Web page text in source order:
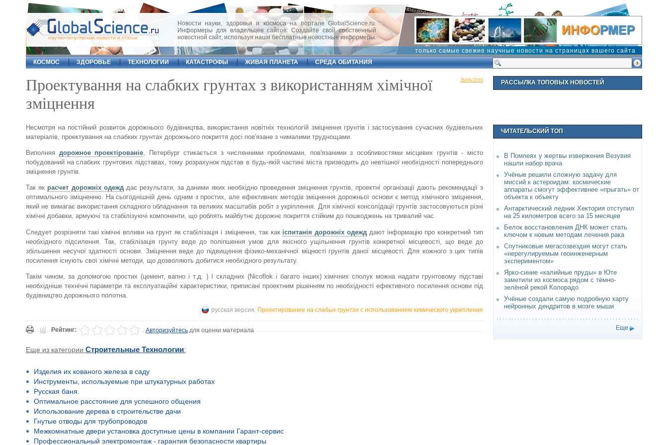
научно-популярные новости и статьи
Новости науки, здоровья и космоса на портале GlobalScience.ru.
Информеры для владельцев сайтов. Создайте свой собственный
новостной сайт, используя наши бесплатные новостные информеры.
только самые свежие научные новости на страницах вашего сайта
КОСМОС
ЗДОРОВЬЕ ТЕХНОЛОГИИ КАТАСТРОФЫ ЖИВАЯ ПЛАНЕТА СРЕДА ОБИТАНИЯ
26/06/2010
Проектування на слабких грунтах з використанням хімічної
зміцнення
Несмотря на постійний розвиток дорожнього будівництва, використання новітніх технологій зміцнення грунтів і застосування сучасних будівельних
матеріалів, проектування на слабких грунтах дорожнього покриття досі пов'язане з чималими труднощами.
Виполняя дорожное проектірованіе, Петербург стикається з численними проблемами, пов'язаними з особливостями місцевих грунтів - місто
побудований на слабких грунтових підставах, тому розрахунок підстав в будь-якій частині міста призводить до невтішної необхідності попереднього
зміцнення грунтів.
Так як расчет дорожніх одежддає результати, за даними яких необхідно проведення зміцнення грунтів, проектні організації дають рекомендації з
оптимального зміцненню. На сьогоднішній день одним з простих, але ефективних методів зміцнення дорожньої основи є метод хімічного зміцнення,
який не вимагає використання складного обладнання та великих масштабів робіт з укріплення. Для хімічної консолідації грунтів застосовуються різні
хімічні добавки, армуючі та стабілізуючі компоненти, що роблять майбутнє дорожнє покриття стійким до пошкоджень на тривалий час.
Следует розрізняти такі хімічні впливи на грунт як стабілізація і зміцнення, так как іспитанія дорожніх одежд дают інформацію про конкретний тип
необхідного підсилення. Так, стабілізація грунту веде до поліпшення умов для якісного ущільнення грунтів конкретної місцевості, що веде до
збільшення несучої здатності основи. Зміцнення веде до підвищення фізико-механічної міцності грунтів даної місцевості. Для кожного з цих типів
посилення існують свої хімічні методи, що дозволяють добитися необхідного результату.
Такім чином, за допомогою простих (цемент, вапно і т.д. ) І складних (Nicoflok і багато інших) хімічних сполук можна надати грунтовому підставі
необхідніше технічні параметри та експлуатаційні характеристики, приписані проектним рішенням по необхідності ефективного посилення основи під
будівництво дорожнього полотна.
русская версия: Проектирование на слабых грунтах с использованием химического укрепления
Рейтинг: Авторизуйтесьдля оценки материала
Еще из категории Строительные Технологии:
Изделия их кованого железа в саду
Инструменты, используемые при штукатурных работах
Русская баня.
Оптимальное расстояние для успешного общения
Использование дерева в строительстве дачи
Гнутые отводы для трубопроводов
Межкомнатные двери установка доступные цены в компании Гарант-сервис
Профессиональный электромонтаж - гарантия безопасности квартиры
РАССЫЛКА ТОПОВЫХ НОВОСТЕЙ
ЧИТАТЕЛЬСКИЙ ТОП
В Помпеях у жертвы извержения Везувия
нашли набор врача
Учёные решили сложную задачу для
миссий к астероидам: космические
аппараты смогут эффективнее «прыгать» от
объекта к объекту
Антарктический ледник Хектория отступил
на 25 километров всего за 15 месяцев
Белок восстановления ДНК может стать
ключом к новым методам лечения рака
Спутниковые мегасозвездия могут стать
«нерегулируемым геоинженерным
экспериментом»
Ярко-синие «калийные пруды» в Юте
заметили из космоса рядом с тёмно-
зелёной рекой Колорадо
Учёные создали самую подробную карту
нейронных дендритов в мозге мыши
Еще